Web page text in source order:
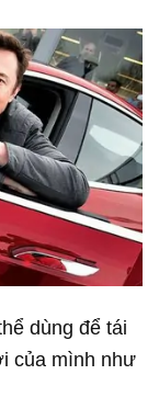
dùng để tái
của mình như